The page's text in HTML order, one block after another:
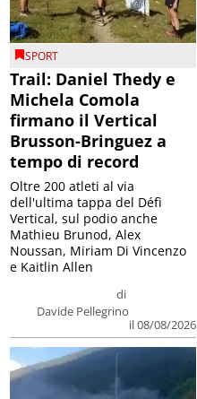
SPORT
Trail: Daniel Thedy e
Michela Comola
firmano il Vertical
Brusson-Bringuez a
tempo di record
di
Davide Pellegrino
il 08/08/2026
Oltre 200 atleti al via
dell'ultima tappa del Défì
Vertical, sul podio anche
Mathieu Brunod, Alex
Noussan, Miriam Di Vincenzo
e Kaitlin Allen